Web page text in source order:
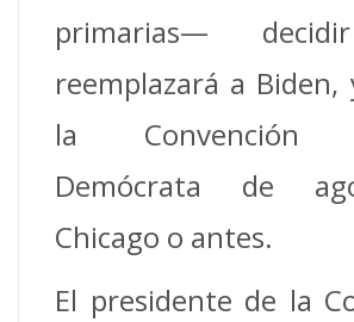
primarias—
reemplazará a Biden,
la Convención
Demócrata de
Chicago o antes.
El presidente de la